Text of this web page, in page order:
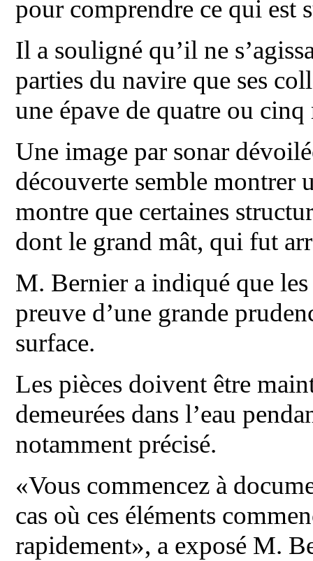
pour comprendre ce qui
Il a souligné qu’il ne
parties du navire que ses
une épave de quatre ou cinq
Une image par sonar
découverte semble montrer
montre que certaines
dont le grand mât, qui fut
M. Bernier a indiqué que
preuve d’une grande
surface.
Les pièces doivent être
demeurées dans l’eau
notamment précisé.
«Vous commencez à
cas où ces éléments
rapidement», a exposé M.